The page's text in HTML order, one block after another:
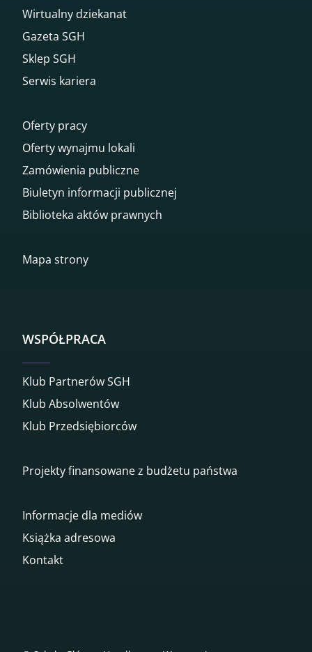
Wirtualny dziekanat
Gazeta SGH
Sklep SGH
Serwis kariera
Oferty pracy
Oferty wynajmu lokali
Zamówienia publiczne
Biuletyn informacji publicznej
Biblioteka aktów prawnych
Mapa strony
WSPÓŁPRACA
Klub Partnerów SGH
Klub Absolwentów
Klub Przedsiębiorców
Projekty finansowane z budżetu państwa
Informacje dla mediów
Książka adresowa
Kontakt